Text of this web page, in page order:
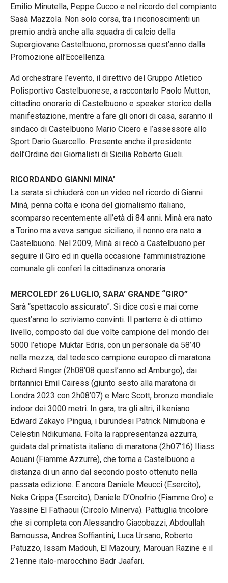
Emilio Minutella, Peppe Cucco e nel ricordo del compianto
Sasà Mazzola. Non solo corsa, tra i riconoscimenti un
premio andrà anche alla squadra di calcio della
Supergiovane Castelbuono, promossa quest’anno dalla
Promozione all’Eccellenza.
Ad orchestrare l’evento, il direttivo del Gruppo Atletico
Polisportivo Castelbuonese, a raccontarlo Paolo Mutton,
cittadino onorario di Castelbuono e speaker storico della
manifestazione, mentre a fare gli onori di casa, saranno il
sindaco di Castelbuono Mario Cicero e l’assessore allo
Sport Dario Guarcello. Presente anche il presidente
dell’Ordine dei Giornalisti di Sicilia Roberto Gueli.
RICORDANDO GIANNI MINA’
La serata si chiuderà con un video nel ricordo di Gianni
Minà, penna colta e icona del giornalismo italiano,
scomparso recentemente all’età di 84 anni. Minà era nato
a Torino ma aveva sangue siciliano, il nonno era nato a
Castelbuono. Nel 2009, Minà si recò a Castelbuono per
seguire il Giro ed in quella occasione l’amministrazione
comunale gli conferì la cittadinanza onoraria.
MERCOLEDI’ 26 LUGLIO, SARA’ GRANDE “GIRO”
Sarà “spettacolo assicurato”. Si dice così e mai come
quest’anno lo scriviamo convinti. Il parterre è di ottimo
livello, composto dal due volte campione del mondo dei
5000 l’etiope Muktar Edris, con un personale da 58’40
nella mezza, dal tedesco campione europeo di maratona
Richard Ringer (2h08’08 quest’anno ad Amburgo), dai
britannici Emil Cairess (giunto sesto alla maratona di
Londra 2023 con 2h08’07) e Marc Scott, bronzo mondiale
indoor dei 3000 metri. In gara, tra gli altri, il keniano
Edward Zakayo Pingua, i burundesi Patrick Nimubona e
Celestin Ndikumana. Folta la rappresentanza azzurra,
guidata dal primatista italiano di maratona (2h07’16) Iliass
Aouani (Fiamme Azzurre), che torna a Castelbuono a
distanza di un anno dal secondo posto ottenuto nella
passata edizione. E ancora Daniele Meucci (Esercito),
Neka Crippa (Esercito), Daniele D’Onofrio (Fiamme Oro) e
Yassine El Fathaoui (Circolo Minerva). Pattuglia tricolore
che si completa con Alessandro Giacobazzi, Abdoullah
Bamoussa, Andrea Soffiantini, Luca Ursano, Roberto
Patuzzo, Issam Madouh, El Mazoury, Marouan Razine e il
21enne italo-marocchino Badr Jaafari.